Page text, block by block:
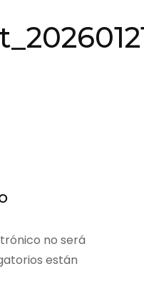
no será
están